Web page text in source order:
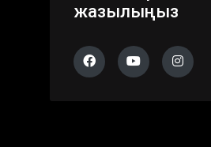
жазылыңыз